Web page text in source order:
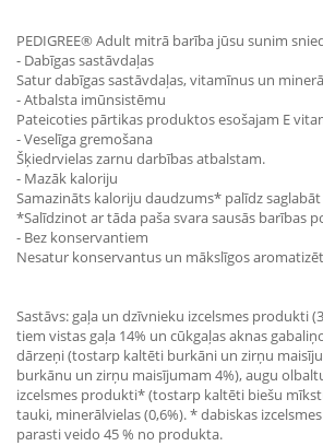
PEDIGREE® Adult mitrā barība jūsu sunim
- Dabīgas sastāvdaļas
Satur dabīgas sastāvdaļas, vitamīnus un
- Atbalsta imūnsistēmu
Pateicoties pārtikas produktos esošajam E
- Veselīga gremošana
Šķiedrvielas zarnu darbības atbalstam.
- Mazāk kaloriju
Samazināts kaloriju daudzums* palīdz
*Salīdzinot ar tāda paša svara sausās barības
- Bez konservantiem
Nesatur konservantus un mākslīgos
Sastāvs: gaļa un dzīvnieku izcelsmes produkti
tiem vistas gaļa 14% un cūkgaļas aknas
dārzeņi (tostarp kaltēti burkāni un zirņu
burkānu un zirņu maisījumam 4%), augu
izcelsmes produkti* (tostarp kaltēti biešu
tauki, minerālvielas (0,6%). * dabiskas
parasti veido 45 % no produkta.